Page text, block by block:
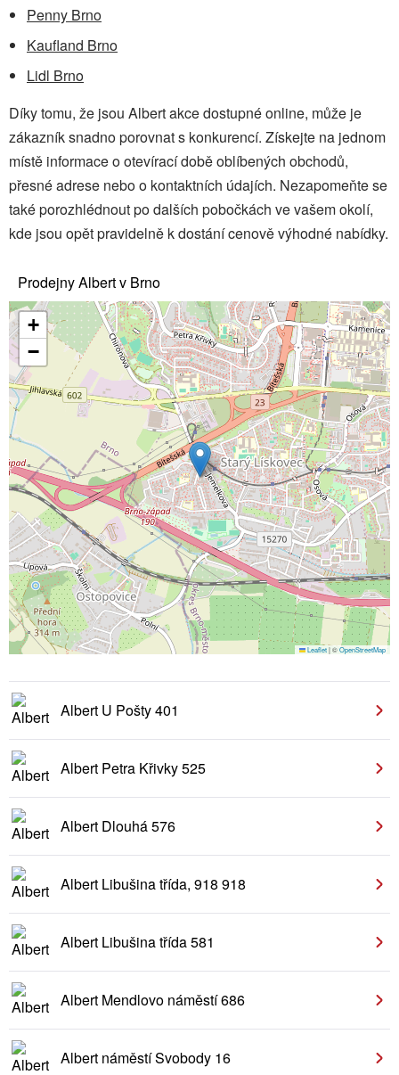
Penny Brno
Kaufland Brno
Lidl Brno
Díky tomu, že jsou Albert akce dostupné online, může je
zákazník snadno porovnat s konkurencí. Získejte na jednom
místě informace o otevírací době oblíbených obchodů,
přesné adrese nebo o kontaktních údajích. Nezapomeňte se
také porozhlédnout po dalších pobočkách ve vašem okolí,
kde jsou opět pravidelně k dostání cenově výhodné nabídky.
Prodejny Albert v Brno
+
−
Leaflet|©OpenStreetMap
Albert U Pošty 401
Albert Petra Křivky 525
Albert Dlouhá 576
Albert Libušina třída, 918 918
Albert Libušina třída 581
Albert Mendlovo náměstí 686
Albert náměstí Svobody 16